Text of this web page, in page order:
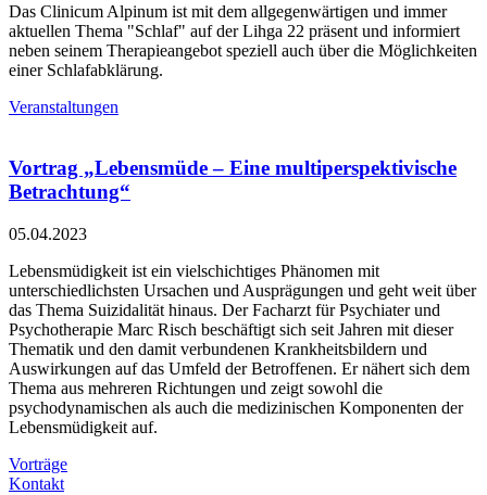
Das Clinicum Alpinum ist mit dem allgegenwärtigen und immer
aktuellen Thema "Schlaf" auf der Lihga 22 präsent und informiert
neben seinem Therapieangebot speziell auch über die Möglichkeiten
einer Schlafabklärung.
Veranstaltungen
Vortrag „Lebensmüde – Eine multiperspektivische
Betrachtung“
05.04.2023
Lebensmüdigkeit ist ein vielschichtiges Phänomen mit
unterschiedlichsten Ursachen und Ausprägungen und geht weit über
das Thema Suizidalität hinaus. Der Facharzt für Psychiater und
Psychotherapie Marc Risch beschäftigt sich seit Jahren mit dieser
Thematik und den damit verbundenen Krankheitsbildern und
Auswirkungen auf das Umfeld der Betroffenen. Er nähert sich dem
Thema aus mehreren Richtungen und zeigt sowohl die
psychodynamischen als auch die medizinischen Komponenten der
Lebensmüdigkeit auf.
Vorträge
Kontakt